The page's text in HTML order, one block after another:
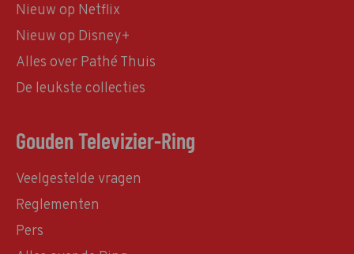
Nieuw op Netflix
Nieuw op Disney+
Alles over Pathé Thuis
De leukste collecties
Gouden Televizier-Ring
Veelgestelde vragen
Reglementen
Pers